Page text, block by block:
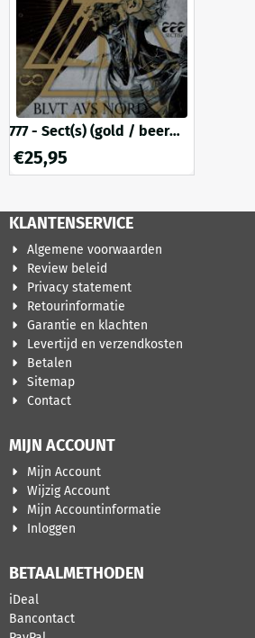
777 - Sect(s) (gold / beer
cloudy effect vinyl)
€25,95
KLANTENSERVICE
Algemene voorwaarden
Review beleid
Privacy statement
Retourinformatie
Garantie en klachten
Levertijd en verzendkosten
Betalen
Sitemap
Contact
MIJN ACCOUNT
Mijn Account
Wijzig Account
Mijn Accountinformatie
Inloggen
BETAALMETHODEN
iDeal
Bancontact